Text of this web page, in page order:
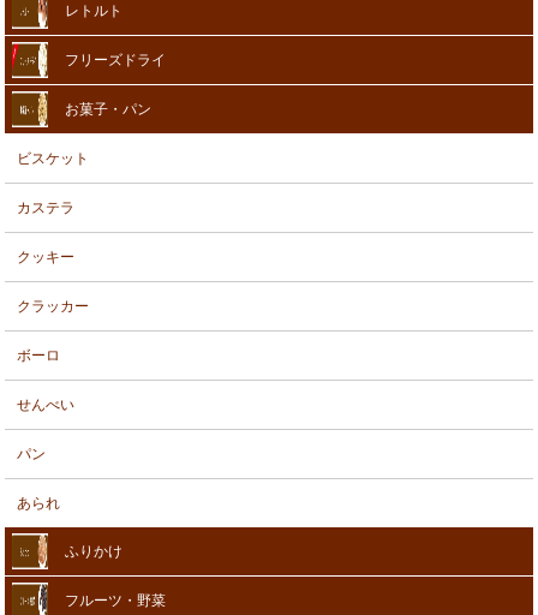
レトルト
フリーズドライ
お菓子・パン
ビスケット
カステラ
クッキー
クラッカー
ボーロ
せんべい
パン
あられ
ふりかけ
フルーツ・野菜